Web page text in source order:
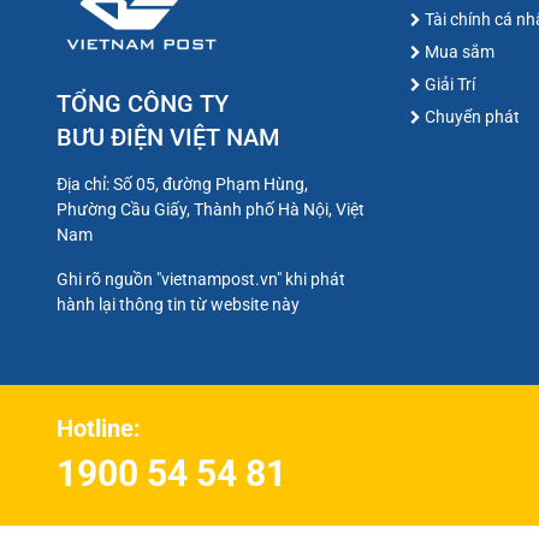
TỔNG CÔNG TY
BƯU ĐIỆN VIỆT NAM
Địa chỉ: Số 05, đường Phạm Hùng,
Phường Cầu Giấy, Thành phố Hà Nội, Việt
Nam
Ghi rõ nguồn "vietnampost.vn" khi phát
hành lại thông tin từ website này
Tài chính cá
Mua sắm
Giải Trí
Chuyển phát
Hotline:
1900 54 54 81